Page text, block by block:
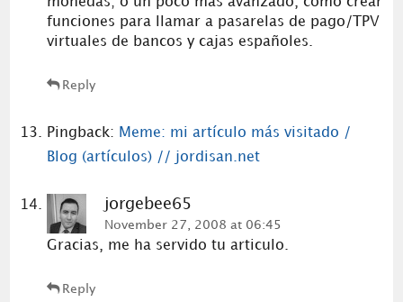
funciones para llamar a pasarelas de pago/TPV
virtuales de bancos y cajas españoles.
Reply
Pingback: Meme: mi artículo más visitado /
Blog (artículos) // jordisan.net
jorgebee65
November 27, 2008 at 06:45
Gracias, me ha servido tu articulo.
Reply